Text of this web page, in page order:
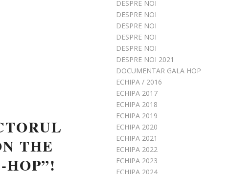
THE
DESPRE NOI
DESPRE NOI
DESPRE NOI
DESPRE NOI
DESPRE NOI
DESPRE NOI 2021
DOCUMENTAR GALA HOP
ECHIPA / 2016
ECHIPA 2017
ECHIPA 2018
ECHIPA 2019
ECHIPA 2020
ECHIPA 2021
ECHIPA 2022
ECHIPA 2023
ECHIPA 2024